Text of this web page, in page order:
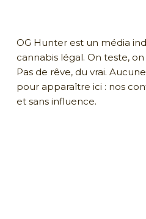
OG Hunter est un média
cannabis légal. On teste,
Pas de rêve, du vrai.
pour apparaître ici : nos
et sans influence.